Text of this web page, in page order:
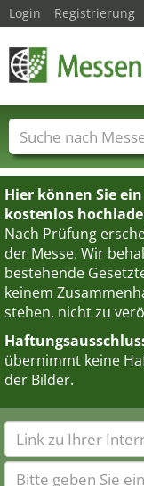
Hier können Sie
kostenlos
Nach Prüfung
der Messe. Wir
bestehende
keinem
stehen, nicht zu
übernimmt keine
der Bilder.
Login Registrierung
Messenamen